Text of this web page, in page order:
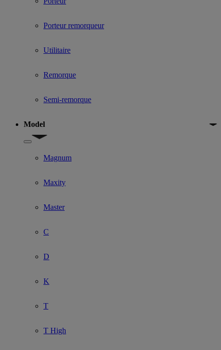
Porteur remorqueur
Utilitaire
Remorque
Semi-remorque
Model
Show submenu for Model
Magnum
Maxity
Master
C
D
K
T
T High